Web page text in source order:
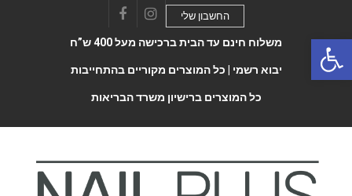
FacebookInstagram
החשבון שלי
משלוח חינם עד הבית ברכישה מעל 400 ש”ח
יבוא רשמי | כל המוצרים מקוריים בהתחייבות
כל המוצרים ברישיון משרד הבריאות